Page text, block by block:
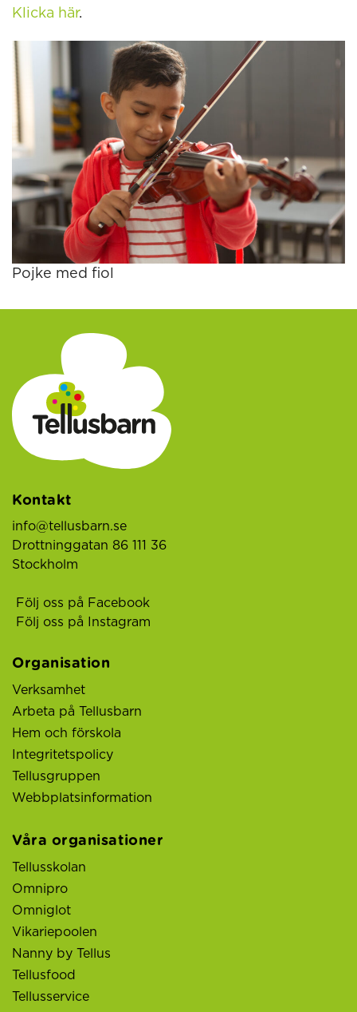
Klicka här.
Pojke med fiol
Kontakt
info@tellusbarn.se
Drottninggatan 86 111 36
Stockholm
Följ oss på Facebook
Följ oss på Instagram
Organisation
Verksamhet
Arbeta på Tellusbarn
Hem och förskola
Integritetspolicy
Tellusgruppen
Webbplatsinformation
Våra organisationer
Tellusskolan
Omnipro
Omniglot
Vikariepoolen
Nanny by Tellus
Tellusfood
Tellusservice